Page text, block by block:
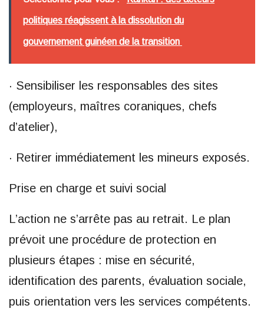
politiques réagissent à la dissolution du
gouvernement guinéen de la transition
· Sensibiliser les responsables des sites
(employeurs, maîtres coraniques, chefs
d’atelier),
· Retirer immédiatement les mineurs exposés.
Prise en charge et suivi social
L’action ne s’arrête pas au retrait. Le plan
prévoit une procédure de protection en
plusieurs étapes : mise en sécurité,
identification des parents, évaluation sociale,
puis orientation vers les services compétents.